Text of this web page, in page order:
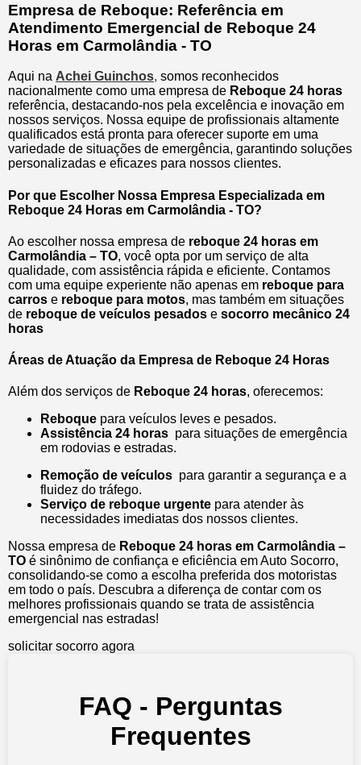
Empresa de Reboque: Referência em
Atendimento Emergencial de Reboque 24
Horas em Carmolândia - TO
Aqui na Achei Guinchos, somos reconhecidos
nacionalmente como uma empresa de Reboque 24 horas
referência, destacando-nos pela excelência e inovação em
nossos serviços. Nossa equipe de profissionais altamente
qualificados está pronta para oferecer suporte em uma
variedade de situações de emergência, garantindo soluções
personalizadas e eficazes para nossos clientes.
Por que Escolher Nossa Empresa Especializada em
Reboque 24 Horas em Carmolândia - TO?
Ao escolher nossa empresa de reboque 24 horas em
Carmolândia – TO, você opta por um serviço de alta
qualidade, com assistência rápida e eficiente. Contamos
com uma equipe experiente não apenas em reboque para
carros e reboque para motos, mas também em situações
de reboque de veículos pesados e socorro mecânico 24
horas
Áreas de Atuação da Empresa de Reboque 24 Horas
Além dos serviços de Reboque 24 horas, oferecemos:
Reboque para veículos leves e pesados.
Assistência 24 horas para situações de emergência
em rodovias e estradas.
Remoção de veículos para garantir a segurança e a
fluidez do tráfego.
Serviço de reboque urgente para atender às
necessidades imediatas dos nossos clientes.
Nossa empresa de Reboque 24 horas em Carmolândia –
TO é sinônimo de confiança e eficiência em Auto Socorro,
consolidando-se como a escolha preferida dos motoristas
em todo o país. Descubra a diferença de contar com os
melhores profissionais quando se trata de assistência
emergencial nas estradas!
solicitar socorro agora
FAQ - Perguntas
Frequentes